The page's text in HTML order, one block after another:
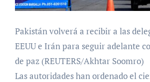
Pakistán volverá a recibir a las
EEUU e Irán para seguir adelante
de paz (REUTERS/Akhtar Soomro)
Las autoridades han ordenado el